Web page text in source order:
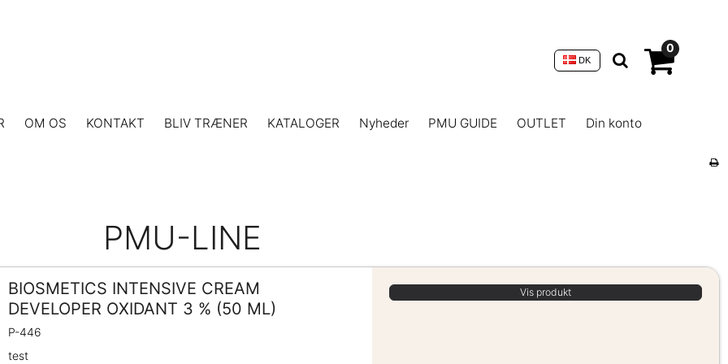
0
DK
OM OS KONTAKT BLIV TRÆNER KATALOGER Nyheder PMU GUIDE OUTLET Din konto
PMU-LINE
BIOSMETICS INTENSIVE CREAM
DEVELOPER OXIDANT 3 % (50 ML)
P-446
test
Vis produkt